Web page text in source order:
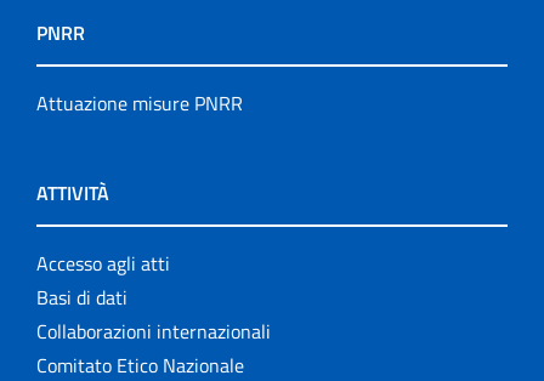
PNRR
Attuazione misure PNRR
ATTIVITÀ
Accesso agli atti
Basi di dati
Collaborazioni internazionali
Comitato Etico Nazionale